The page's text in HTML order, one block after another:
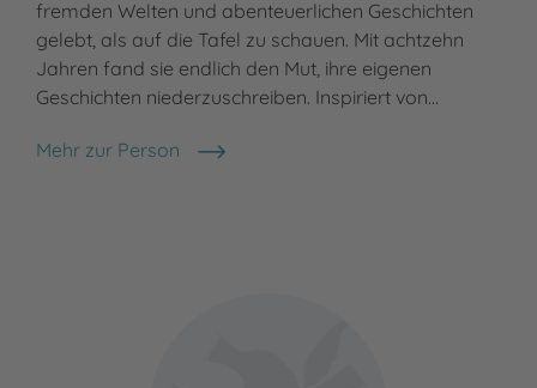
fremden Welten und abenteuerlichen Geschichten
gelebt, als auf die Tafel zu schauen. Mit achtzehn
Jahren fand sie endlich den Mut, ihre eigenen
Geschichten niederzuschreiben. Inspiriert von…
Mehr zur Person
Cosima Lang